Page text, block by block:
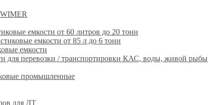
емкости от 60 литров до 20 тонн
емкости от 85 л до 6 тонн
емкости
для перевозки / транспортировки КАС, воды, живой рыбы
промышленные
для ДТ